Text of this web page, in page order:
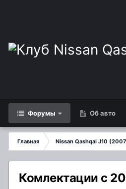
Форумы Об авто
Главная Nissan Qashqai J10
Комлектации с